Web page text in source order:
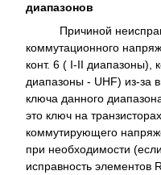
диапазонов
Причиной
коммутационного
конт. 6 ( I-II диапазоны),
диапазоны - UHF) из-за
ключа данного
это ключ на
коммутирующего
при необходимости
исправность элементов